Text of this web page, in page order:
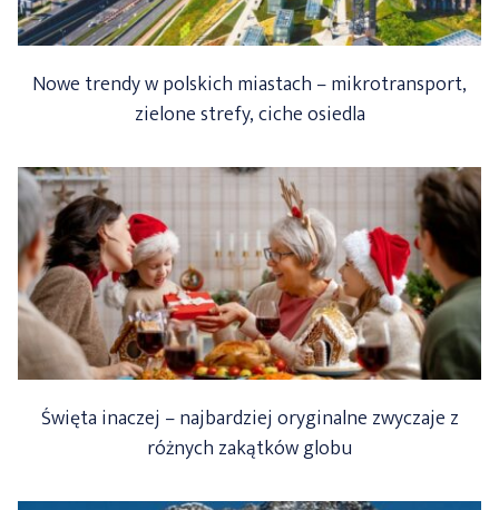
Nowe trendy w polskich miastach – mikrotransport,
zielone strefy, ciche osiedla
Święta inaczej – najbardziej oryginalne zwyczaje z
różnych zakątków globu